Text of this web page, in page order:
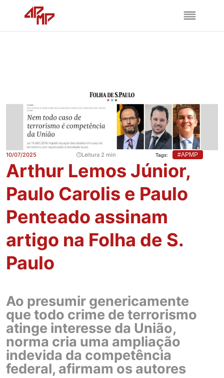
10/07/2025 Leitura 2 min Tags: #APMP
Arthur Lemos Júnior,
Paulo Carolis e Paulo
Penteado assinam
artigo na Folha de S.
Paulo
Ao presumir genericamente
que todo crime de terrorismo
atinge interesse da União,
norma cria uma ampliação
indevida da competência
federal, afirmam os autores